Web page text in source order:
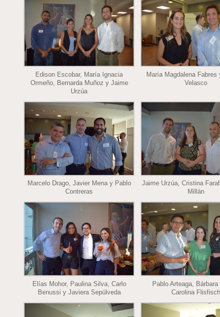
Edison Escobar, María Ignacia
Ormeño, Bernarda Muñoz y Jaime
Urzúa
María Magdalena Fabres
Velasco
Marcelo Drago, Javier Mena y Pablo
Contreras
Jaime Urzúa, Cristina
Millán
Elías Mohor, Paulina Silva, Carlo
Benussi y Javiera Sepúlveda
Pablo Arteaga,
Carolina Flisfisch